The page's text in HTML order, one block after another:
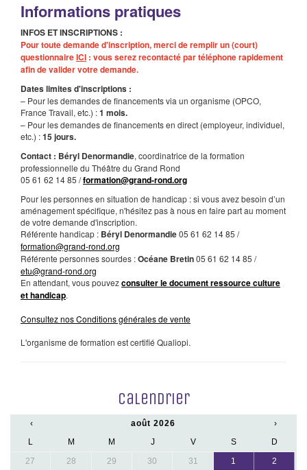
Informations pratiques
INFOS ET INSCRIPTIONS :
Pour toute demande d'inscription, merci de remplir un (court)
questionnaireICI : vous serez recontacté par téléphone rapidement
afin de valider votre demande.
Dates limites d'inscriptions :
– Pour les demandes de financements via un organisme (OPCO,
France Travail, etc.) :1 mois.
– Pour les demandes de financements en direct (employeur, individuel,
etc.) :15 jours.
Contact : Béryl Denormandie, coordinatrice de la formation
professionnelle du Théâtre du Grand Rond
05 61 62 14 85 /formation@grand-rond.org
Pour les personnes en situation de handicap : si vous avez besoin d’un
aménagement spécifique, n'hésitez pas à nous en faire part au moment
de votre demande d'inscription.
Référente handicap : Béryl Denormandie05 61 62 14 85 /
formation@grand-rond.org
Référente personnes sourdes :Océane Bretin05 61 62 14 85 /
etu@grand-rond.org
En attendant, vous pouvezconsulter le document ressource culture
et handicap.
Consultez nos Conditions générales de vente
L'organisme de formation est certifié Qualiopi.
Calendrier
‹ août 2026
›
L
M M J V S
D
27
28 29 30 31 1
2